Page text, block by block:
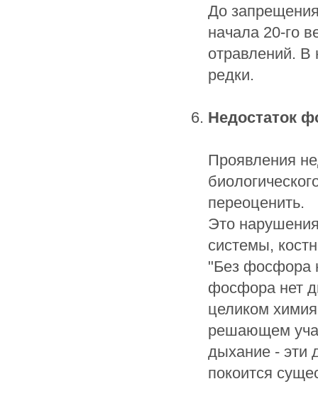
До
начала 20-го
отравлений. В
редки.
Недостаток
Проявления
переоценить.
Это
системы,
"Без фосфора
фосфора нет
целиком
решающем
дыхание - эти
покоится